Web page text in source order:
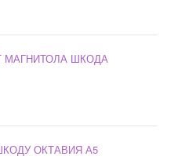
МАГНИТОЛА ШКОДА
ОКТАВИЯ А5